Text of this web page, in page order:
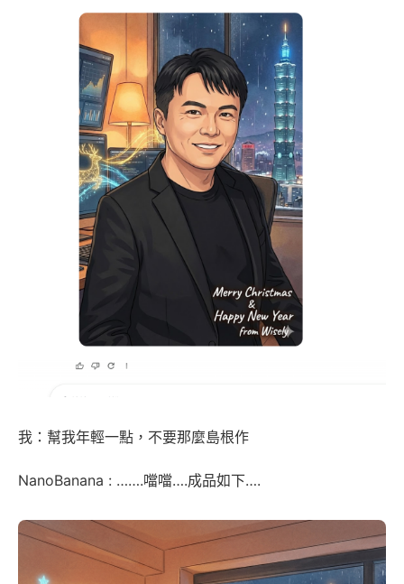
我：幫我年輕一點，不要那麼島根作
NanoBanana : …….噹噹….成品如下….